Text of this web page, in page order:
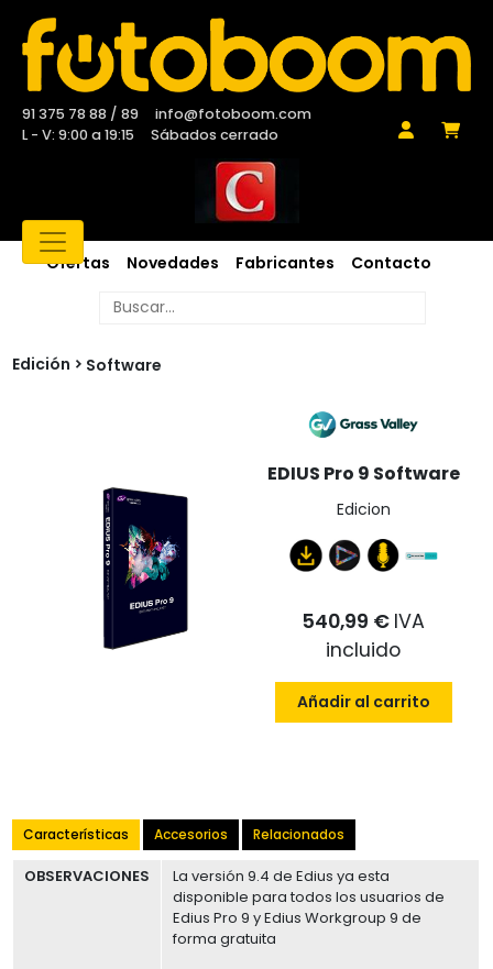
91 375 78 88 / 89
info@fotoboom.com
L - V: 9:00 a 19:15
Sábados cerrado
Ofertas Novedades Fabricantes Contacto
Edición Software
EDIUS Pro 9 Software
Edicion
540,99 € IVA
incluido
Añadir al carrito
Características Accesorios Relacionados
OBSERVACIONES
La versión 9.4 de Edius ya esta
disponible para todos los usuarios de
Edius Pro 9 y Edius Workgroup 9 de
forma gratuita